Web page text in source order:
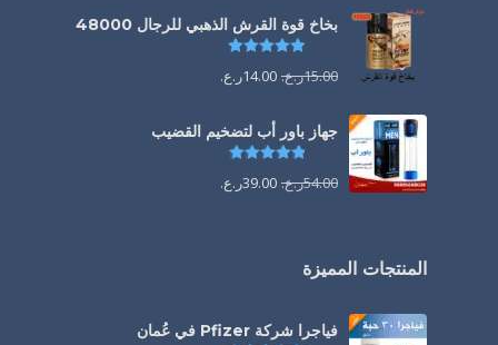
بخاخ قوة القرش الذهبي للرجال 48000
تم التقييم
15.00ر.ع. 14.00ر.ع.
جهاز باور أب لتضخيم القضيب
تم التقييم
54.00ر.ع. 39.00ر.ع.
المنتجات المميزة
فياجرا شركة Pfizer في عُمان